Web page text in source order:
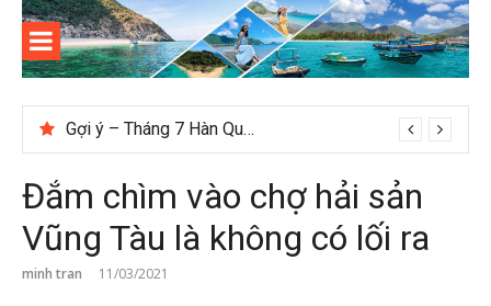
Skip
content
Kinh
nghiệm
du lịch
Côn Đảo
Thông tin và kinh nghiệm khi du lịch Côn Đảo
Tips du lịch Sri Lanka trọn vẹn cho người mới
Đắm chìm vào chợ hải sản
Vũng Tàu là không có lối ra
minh tran 11/03/2021